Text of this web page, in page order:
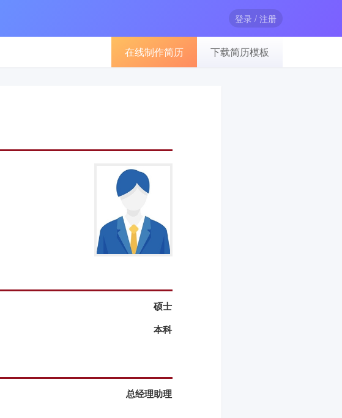
登录 / 注册
在线制作简历 下载简历模板
硕士
本科
总经理助理